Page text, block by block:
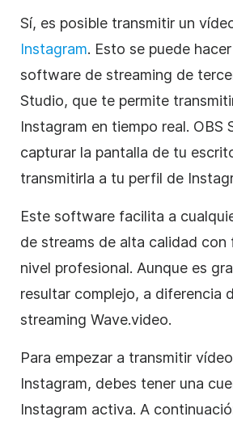
Sí, es posible transmitir un
Instagram. Esto se puede
software de streaming de
Studio, que te permite
Instagram en tiempo real. OBS
capturar la pantalla de tu
transmitirla a tu perfil de
Este software facilita a
de streams de alta calidad con
nivel profesional. Aunque es
resultar complejo, a diferencia
streaming Wave.video.
Para empezar a transmitir
Instagram, debes tener una
Instagram activa. A